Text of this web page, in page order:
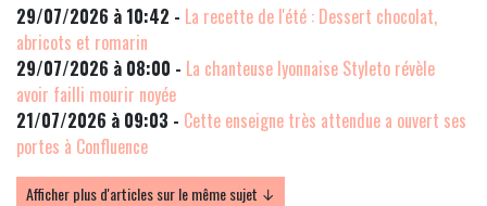
29/07/2026 à 10:42 - La recette de l'été : Dessert chocolat,
abricots et romarin
29/07/2026 à 08:00 - La chanteuse lyonnaise Styleto révèle
avoir failli mourir noyée
21/07/2026 à 09:03 - Cette enseigne très attendue a ouvert ses
portes à Confluence
Afficher plus d'articles sur le même sujet ↓